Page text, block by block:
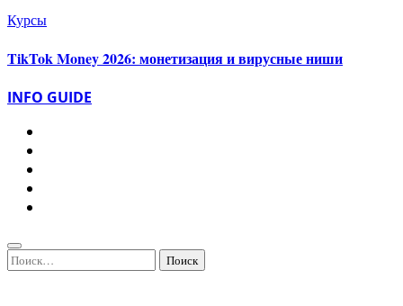
Курсы
TikTok Money 2026: монетизация и вирусные ниши
INFO GUIDE
Найти: